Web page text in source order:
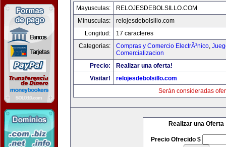
Mayusculas:
RELOJESDEBOLSILLO.COM
Minusculas:
relojesdebolsillo.com
Longitud:
17 caracteres
Categorias:
Compras y Comercio ElectrÃ³nico,
Comercializacion
Precio:
Realizar una oferta!
Visitar!
relojesdebolsillo.com
Serán consideradas
Realizar una Oferta
Precio Ofrecido $